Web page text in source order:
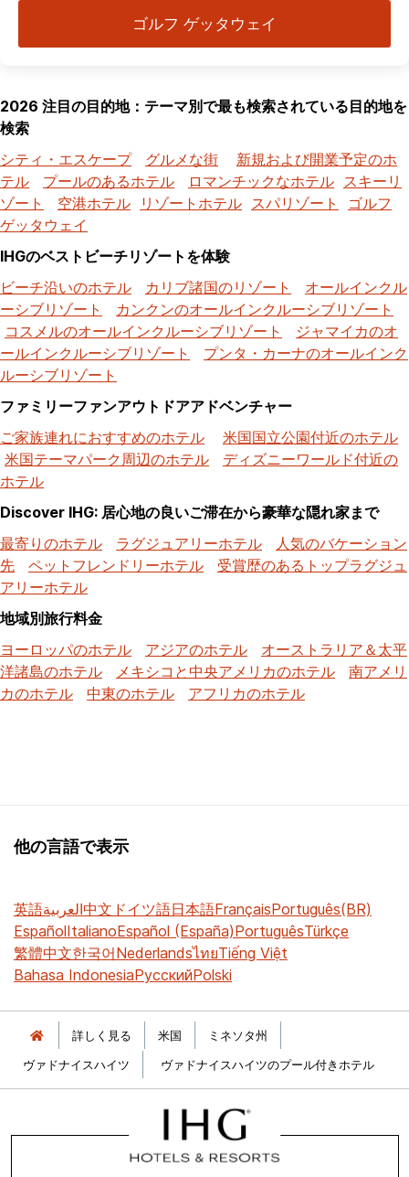
ゴルフ ゲッタウェイ
2026 注目の目的地：テーマ別で最も検索されている目的地を
検索
シティ・エスケープ
グルメな街
新規および開業予定のホ
テル
プールのあるホテル ロマンチックなホテル スキーリ
ゾート
空港ホテル リゾートホテル スパリゾート
ゴルフ
ゲッタウェイ
IHGのベストビーチリゾートを体験
ビーチ沿いのホテル
カリブ諸国のリゾート
オールインクル
ーシブリゾート
カンクンのオールインクルーシブリゾート
コスメルのオールインクルーシブリゾート
ジャマイカのオ
ールインクルーシブリゾート
プンタ・カーナのオールインク
ルーシブリゾート
ファミリーファンアウトドアアドベンチャー
ご家族連れにおすすめのホテル
米国国立公園付近のホテル
米国テーマパーク周辺のホテル
ディズニーワールド付近の
ホテル
Discover IHG: 居心地の良いご滞在から豪華な隠れ家まで
最寄りのホテル
ラグジュアリーホテル
人気のバケーション
先
ペットフレンドリーホテル
受賞歴のあるトップラグジュ
アリーホテル
地域別旅行料金
ヨーロッパのホテル
アジアのホテル
オーストラリア＆太平
洋諸島のホテル
メキシコと中央アメリカのホテル
南アメリ
カのホテル
中東のホテル アフリカのホテル
他の言語で表示
英語العربية中文 ドイツ語日本語FrançaisPortuguês(BR)
EspañolItalianoEspañol (España)PortuguêsTürkçe
繁體中文한국어NederlandsไทยTiếng Việt
Bahasa IndonesiaРусскийPolski
詳しく見る 米国
ミネソタ州
ヴァドナイスハイツ
ヴァドナイスハイツのプール付きホテル